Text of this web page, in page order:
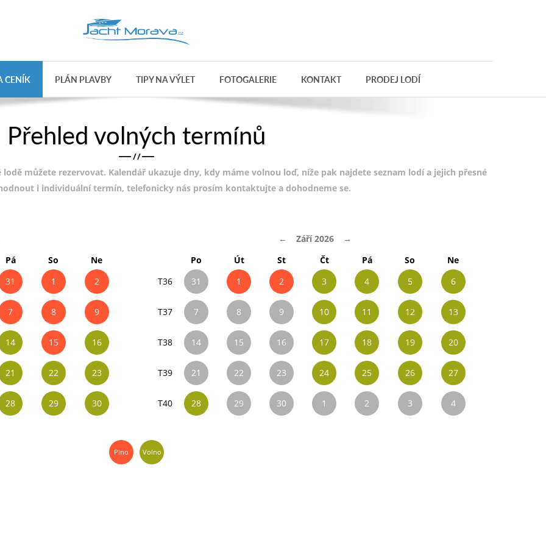
CENÍK PLÁN PLAVBY TIPY NA VÝLET FOTOGALERIE KONTAKT PRODEJ LODÍ
Přehled volných termínů
/ /
můžete rezervovat. Kalendář ukazuje dny, kdy máme volnou loď, níže pak najdete seznam lodí a jejich přesné
i individuální termín, telefonicky nás prosím kontaktujte a dohodneme se.
Pá So
Ne
31 1 2
7 8 9
14 15 16
21 22 23
28 29 30
← Září 2026
→
Po
Út St Čt Pá So
Ne
T36
31 1 2 3 4 5 6
T37 7 8 9 10 11 12 13
T38 14 15 16 17 18 19 20
T39 21 22 23 24 25 26 27
T40 28 29 30 1 2 3 4
Plno Volno